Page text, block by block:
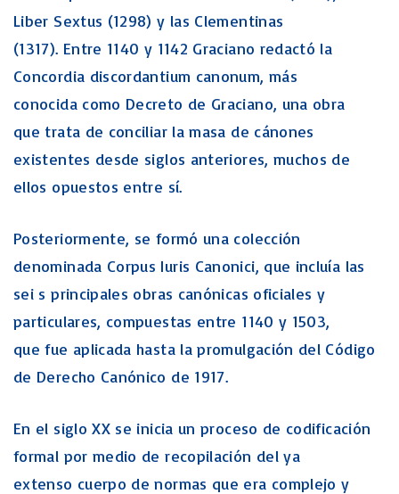
Liber Sextus (1298) y las Clementinas
(1317). Entre 1140 y 1142 Graciano redactó la
Concordia discordantium canonum, más
conocida como Decreto de Graciano, una obra
que trata de conciliar la masa de cánones
existentes desde siglos anteriores, muchos de
ellos opuestos entre sí.
Posteriormente, se formó una colección
denominada Corpus Iuris Canonici, que incluía las
sei s principales obras canónicas oficiales y
particulares, compuestas entre 1140 y 1503,
que fue aplicada hasta la promulgación del Código
de Derecho Canónico de 1917.
En el siglo XX se inicia un proceso de codificación
formal por medio de recopilación del ya
extenso cuerpo de normas que era complejo y